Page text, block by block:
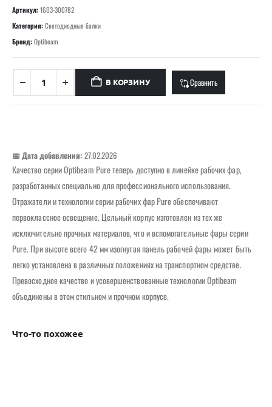
Артикул:1603-300782
Категория:Светодиодные балки
Бренд:Optibeam
В КОРЗИНУ Сравнить
📅 Дата добавления: 27.02.2026
Качество серии Optibeam Pure теперь доступно в линейке рабочих фар,
разработанных специально для профессионального использования.
Отражатели и технологии серии рабочих фар Pure обеспечивают
первоклассное освещение. Цельный корпус изготовлен из тех же
исключительно прочных материалов, что и вспомогательные фары серии
Pure. При высоте всего 42 мм изогнутая панель рабочей фары может быть
легко установлена ​​в различных положениях на транспортном средстве.
Превосходное качество и усовершенствованные технологии Optibeam
объединены в этом стильном и прочном корпусе.
Что-то похожее